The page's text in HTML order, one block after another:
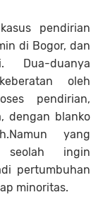
pendirian
di Bogor, dan
Dua-duanya
oleh
pendirian,
dengan blanko
yang
seolah ingin
pertumbuhan
minoritas.